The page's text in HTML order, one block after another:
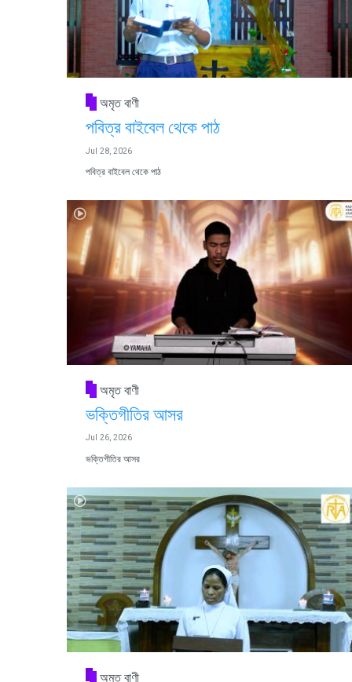
অমৃত বাণী
পবিত্র বাইবেল থেকে পাঠ
Jul 28, 2026
পবিত্র বাইবেল থেকে পাঠ
অমৃত বাণী
ভক্তিগীতির আসর
Jul 26, 2026
ভক্তিগীতির আসর
অমৃত বাণী